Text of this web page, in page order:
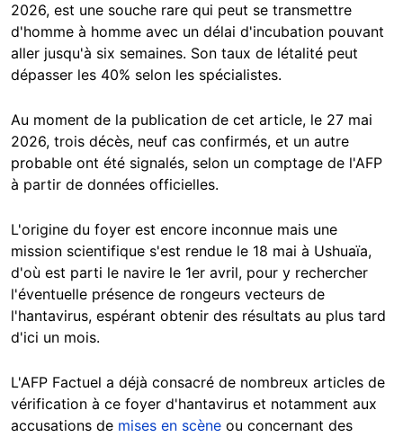
2026, est une souche rare qui peut se transmettre
d'homme à homme avec un délai d'incubation pouvant
aller jusqu'à six semaines. Son taux de létalité peut
dépasser les 40% selon les spécialistes.
Au moment de la publication de cet article, le 27 mai
2026, trois décès, neuf cas confirmés, et un autre
probable ont été signalés, selon un comptage de l'AFP
à partir de données officielles.
L'origine du foyer est encore inconnue mais une
mission scientifique s'est rendue le 18 mai à Ushuaïa,
d'où est parti le navire le 1er avril, pour y rechercher
l'éventuelle présence de rongeurs vecteurs de
l'hantavirus, espérant obtenir des résultats au plus tard
d'ici un mois.
L'AFP Factuel a déjà consacré de nombreux articles de
vérification à ce foyer d'hantavirus et notamment aux
accusations de mises en scène ou concernant des